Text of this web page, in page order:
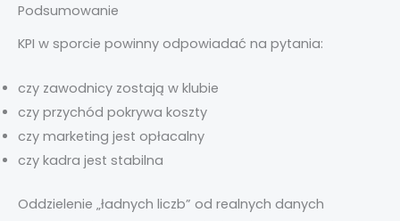
Podsumowanie
KPI w sporcie powinny odpowiadać na pytania:
czy zawodnicy zostają w klubie
czy przychód pokrywa koszty
czy marketing jest opłacalny
czy kadra jest stabilna
Oddzielenie „ładnych liczb” od realnych danych